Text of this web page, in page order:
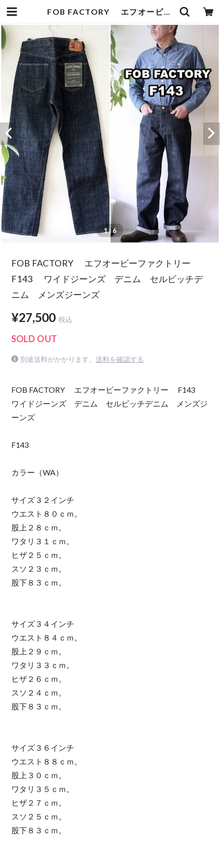
FOB FACTORY エフオービーファクトリー F143 ワイドジーンズ デニム セルビッチデニム メンズジーンズ | bluelineshop
1| 6
FOB FACTORY エフオービーファクトリー
F143 ワイドジーンズ デニム セルビッチデ
ニム メンズジーンズ
¥27,500 税込
SOLD OUT
別途送料がかかります。 送料を確認する
FOB FACTORY エフオービーファクトリー F143
ワイドジーンズ デニム セルビッチデニム メンズジ
ーンズ
F143
カラー（WA）
サイズ３２インチ
ウエスト８０ｃｍ。
股上２８ｃｍ。
ワタリ３１ｃｍ。
ヒザ２５ｃｍ。
スソ２３ｃｍ。
股下８３ｃｍ。
サイズ３４インチ
ウエスト８４ｃｍ。
股上２９ｃｍ。
ワタリ３３ｃｍ。
ヒザ２６ｃｍ。
スソ２４ｃｍ。
股下８３ｃｍ。
サイズ３６インチ
ウエスト８８ｃｍ。
股上３０ｃｍ。
ワタリ３５ｃｍ。
ヒザ２７ｃｍ。
スソ２５ｃｍ。
股下８３ｃｍ。